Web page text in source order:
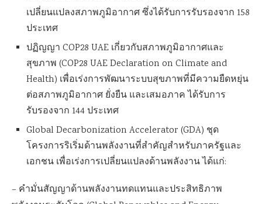
เปลี่ยนแปลงสภาพภูมิอากาศ ซึ่งได้รับการรับรองจาก 158
ประเทศ
ปฏิญญา COP28 UAE เกี่ยวกับสภาพภูมิอากาศและ
สุขภาพ (COP28 UAE Declaration on Climate and
Health) เพื่อเร่งการพัฒนาระบบสุขภาพที่มีความยืดหยุ่น
ต่อสภาพภูมิอากาศ ยั่งยืน และเสมอภาค ได้รับการ
รับรองจาก 144 ประเทศ
Global Decarbonization Accelerator (GDA) ชุด
โครงการริเริ่มด้านพลังงานที่สำคัญสำหรับภาครัฐและ
เอกชน เพื่อเร่งการเปลี่ยนแปลงด้านพลังงาน ได้แก่:
– คำมั่นสัญญาด้านพลังงานทดแทนและประสิทธิภาพ